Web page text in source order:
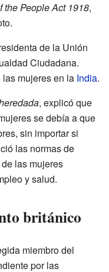
the People Act 1918,
de la Unión
Ciudadana.
mujeres en la India.
, explicó que
se debía a que
sin importar si
las normas de
las mujeres
y salud.
británico
miembro del
por las